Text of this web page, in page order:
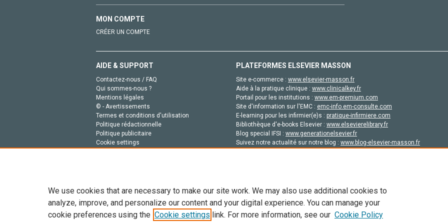
MON COMPTE
CRÉER UN COMPTE
AIDE & SUPPORT
Contactez-nous / FAQ
Qui sommes-nous ?
Mentions légales
© - Avertissements
Termes et conditions d'utilisation
Politique rédactionnelle
Politique publicitaire
Cookie settings
PLATEFORMES ELSEVIER MASSON
Site e-commerce : www.elsevier-masson.fr
Aide à la pratique clinique : www.clinicalkey.fr
Portail pour les institutions : www.em-premium.com
Site d'information sur l'EMC : emc-info.em-consulte.com
E-learning pour les infirmier(e)s : pratique-infirmiere.com
Bibliothèque d'e-books Elsevier : www.elsevierelibrary.fr
Blog special IFSI : www.generationelsevier.fr
Suivez notre actualité sur notre blog : www.blog-elsevier-masson.fr
Tout le contenu de ce site: Copyright © 2026 Elsevier, ses concédants de licence et ses contributeurs. Tout les droits sont réservés,
We use cookies that are necessary to make our site work. We may also use additional cookies to
analyze, improve, and personalize our content and your digital experience. You can manage your
cookie preferences using the Cookie settings link. For more information, see our Cookie Policy